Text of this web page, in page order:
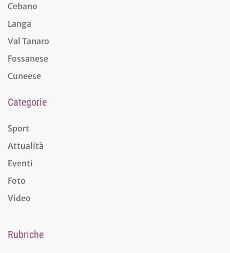
Cebano
Langa
Val Tanaro
Fossanese
Cuneese
Categorie
Sport
Attualità
Eventi
Foto
Video
Rubriche